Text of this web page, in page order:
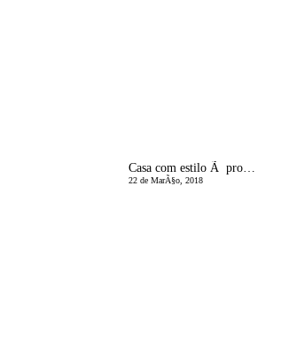
Casa com estilo Ã prova de crianÃ§ada!
22 de MarÃ§o, 2018